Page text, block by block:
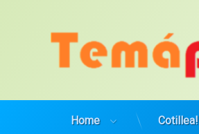
Home Cotillea!